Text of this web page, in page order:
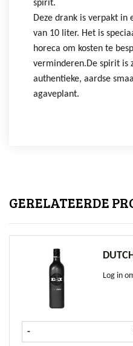
spirit.
Deze drank is verpakt in
van 10 liter. Het is
horeca om kosten te
verminderen.De spirit is
authentieke, aardse
agaveplant.
GERELATEERDE
Log in
-